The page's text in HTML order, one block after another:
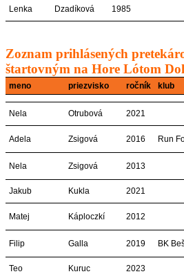
Lenka Dzadíková 1985
Zoznam prihlásených
štartovným na Hore Lótom
meno priezvisko ročník klub
Nela Otrubová 2021
Adela Zsigová 2016 Run
Nela Zsigová 2013
Jakub Kukla 2021
Matej Káploczkí 2012
Filip Galla 2019 BK
Teo Kuruc 2023